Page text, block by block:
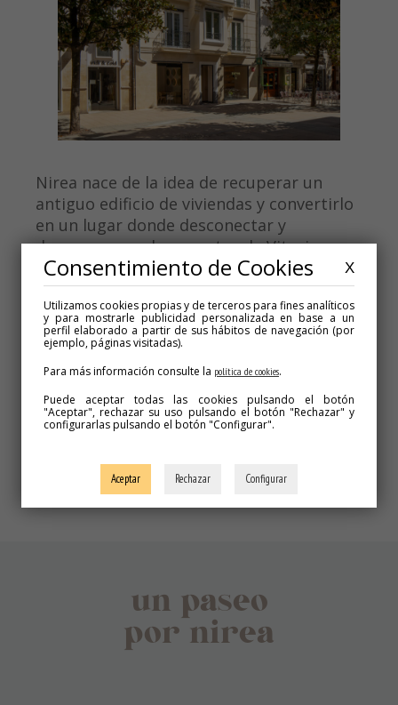
Nirea nace de la idea de recuperar un
antiguo edificio de viviendas y convertirlo
en un lugar donde desconectar y
descansar en pleno centro de Vitoria-
Gasteiz.
La mitad de las habitaciones cuentan con
los clásicos miradores blancos que
caracterizan la arquitectura del ensanche,
un lugar único para contemplar el día a
día de nuestra ciudad.
RESERVAR
un paseo
por nirea
X
Consentimiento de Cookies
Utilizamos cookies propias y de terceros para fines analíticos
y para mostrarle publicidad personalizada en base a un
perfil elaborado a partir de sus hábitos de navegación (por
ejemplo, páginas visitadas).
Para más información consulte la política de cookies.
Puede aceptar todas las cookies pulsando el botón
"Aceptar", rechazar su uso pulsando el botón "Rechazar" y
configurarlas pulsando el botón "Configurar".
Aceptar Rechazar Configurar